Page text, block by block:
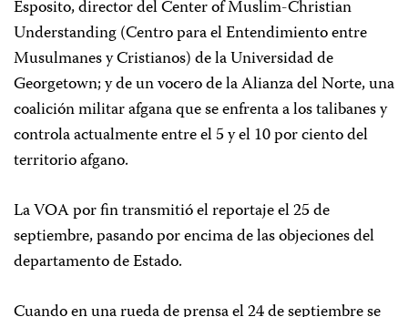
Esposito, director del Center of Muslim-Christian
Understanding (Centro para el Entendimiento entre
Musulmanes y Cristianos) de la Universidad de
Georgetown; y de un vocero de la Alianza del Norte, una
coalición militar afgana que se enfrenta a los talibanes y
controla actualmente entre el 5 y el 10 por ciento del
territorio afgano.
La VOA por fin transmitió el reportaje el 25 de
septiembre, pasando por encima de las objeciones del
departamento de Estado.